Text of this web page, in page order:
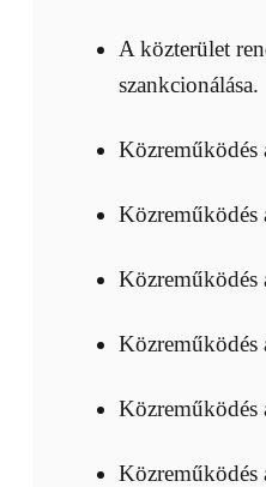
A közterület
szankcionálása.
Közreműködés
Közreműködés
Közreműködés
Közreműködés
Közreműködés
Közreműködés